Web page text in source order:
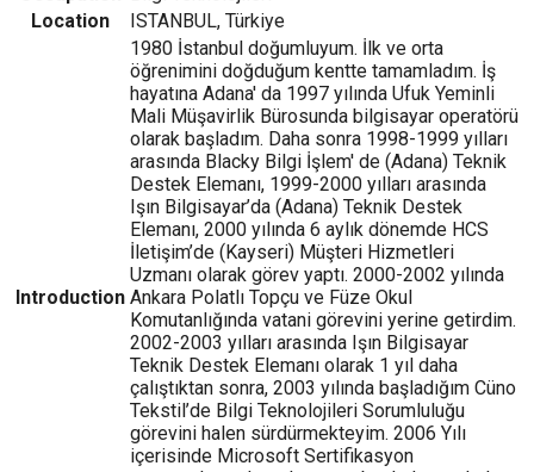
Location
ISTANBUL, Türkiye
Introduction
1980 İstanbul doğumluyum. İlk ve orta
öğrenimini doğduğum kentte tamamladım. İş
hayatına Adana' da 1997 yılında Ufuk Yeminli
Mali Müşavirlik Bürosunda bilgisayar operatörü
olarak başladım. Daha sonra 1998-1999 yılları
arasında Blacky Bilgi İşlem' de (Adana) Teknik
Destek Elemanı, 1999-2000 yılları arasında
Işın Bilgisayar’da (Adana) Teknik Destek
Elemanı, 2000 yılında 6 aylık dönemde HCS
İletişim’de (Kayseri) Müşteri Hizmetleri
Uzmanı olarak görev yaptı. 2000-2002 yılında
Ankara Polatlı Topçu ve Füze Okul
Komutanlığında vatani görevini yerine getirdim.
2002-2003 yılları arasında Işın Bilgisayar
Teknik Destek Elemanı olarak 1 yıl daha
çalıştıktan sonra, 2003 yılında başladığım Cüno
Tekstil’de Bilgi Teknolojileri Sorumluluğu
görevini halen sürdürmekteyim. 2006 Yılı
içerisinde Microsoft Sertifikasyon